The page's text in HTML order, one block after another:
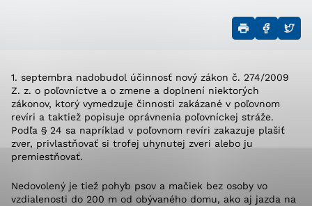
1. septembra nadobudol účinnosť nový zákon č. 274/2009
Z. z. o poľovníctve a o zmene a doplnení niektorých
zákonov, ktorý vymedzuje činnosti zakázané v poľovnom
revíri a taktiež popisuje oprávnenia poľovníckej stráže.
Podľa § 24 sa napríklad v poľovnom revíri zakazuje plašiť
zver, privlastňovať si trofej uhynutej zveri alebo ju
premiestňovať.
Nedovolený je tiež pohyb psov a mačiek bez osoby vo
vzdialenosti do 200 m od obývaného domu, ako aj jazda na
Technické súbory cookie sú pre prevádzku nevyhnutné
a pomáhajú urobiť webové stránky uplatniteľnými tým,
že umožňujú základné funkcie, ako je navigácia na
stránke a prístup k zabezpečeným oblastiam webovej
stránky. Bez týchto súborov cookie nemôže web
správne fungovať.
Analytické cookies